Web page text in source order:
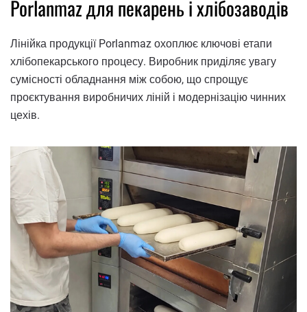
Porlanmaz для пекарень і хлібозаводів
Лінійка продукції Porlanmaz охоплює ключові етапи
хлібопекарського процесу. Виробник приділяє увагу
сумісності обладнання між собою, що спрощує
проєктування виробничих ліній і модернізацію чинних
цехів.